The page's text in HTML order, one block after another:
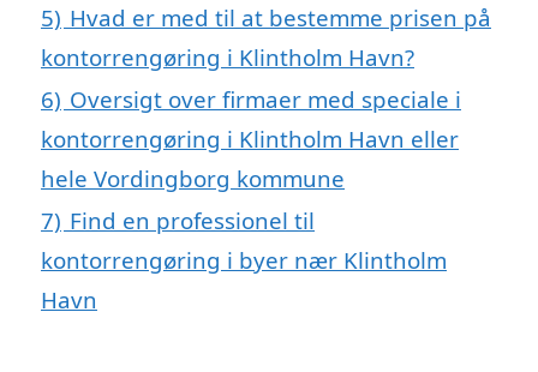
5) Hvad er med til at bestemme prisen på
kontorrengøring i Klintholm Havn?
6) Oversigt over firmaer med speciale i
kontorrengøring i Klintholm Havn eller
hele Vordingborg kommune
7) Find en professionel til
kontorrengøring i byer nær Klintholm
Havn